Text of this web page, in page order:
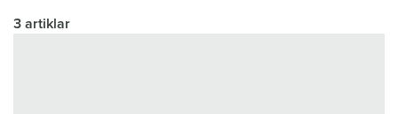
3 artiklar